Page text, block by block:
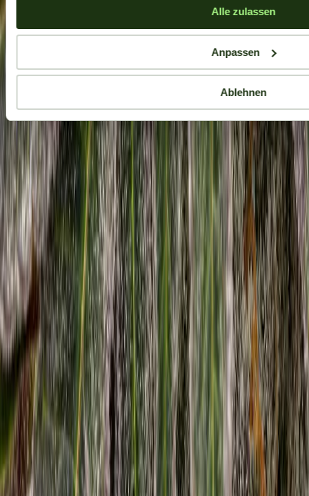
Alle zulassen
Anpassen
Ablehnen
Seedbanks